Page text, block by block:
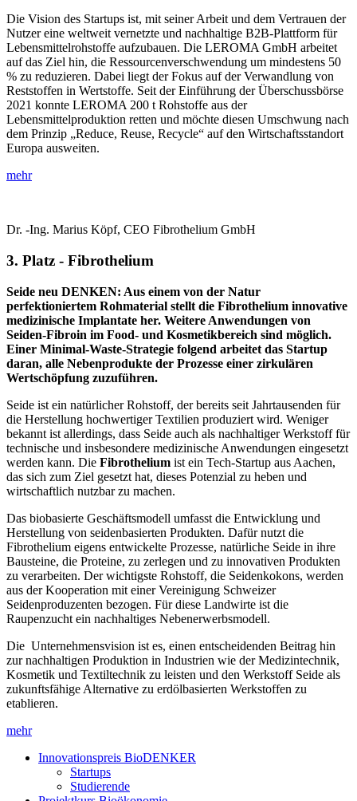
Die Vision des Startups ist, mit seiner Arbeit und dem Vertrauen der
Nutzer eine weltweit vernetzte und nachhaltige B2B-Plattform für
Lebensmittelrohstoffe aufzubauen. Die LEROMA GmbH arbeitet
auf das Ziel hin, die Ressourcenverschwendung um mindestens 50
% zu reduzieren. Dabei liegt der Fokus auf der Verwandlung von
Reststoffen in Wertstoffe. Seit der Einführung der Überschussbörse
2021 konnte LEROMA 200 t Rohstoffe aus der
Lebensmittelproduktion retten und möchte diesen Umschwung nach
dem Prinzip „Reduce, Reuse, Recycle“ auf den Wirtschaftsstandort
Europa ausweiten.
mehr
Dr. -Ing. Marius Köpf, CEO Fibrothelium GmbH
3. Platz - Fibrothelium
Seide neu DENKEN: Aus einem von der Natur
perfektioniertem Rohmaterial stellt die Fibrothelium innovative
medizinische Implantate her. Weitere Anwendungen von
Seiden-Fibroin im Food- und Kosmetikbereich sind möglich.
Einer Minimal-Waste-Strategie folgend arbeitet das Startup
daran, alle Nebenprodukte der Prozesse einer zirkulären
Wertschöpfung zuzuführen.
Seide ist ein natürlicher Rohstoff, der bereits seit Jahrtausenden für
die Herstellung hochwertiger Textilien produziert wird. Weniger
bekannt ist allerdings, dass Seide auch als nachhaltiger Werkstoff für
technische und insbesondere medizinische Anwendungen eingesetzt
werden kann. Die Fibrothelium ist ein Tech-Startup aus Aachen,
das sich zum Ziel gesetzt hat, dieses Potenzial zu heben und
wirtschaftlich nutzbar zu machen.
Das biobasierte Geschäftsmodell umfasst die Entwicklung und
Herstellung von seidenbasierten Produkten. Dafür nutzt die
Fibrothelium eigens entwickelte Prozesse, natürliche Seide in ihre
Bausteine, die Proteine, zu zerlegen und zu innovativen Produkten
zu verarbeiten. Der wichtigste Rohstoff, die Seidenkokons, werden
aus der Kooperation mit einer Vereinigung Schweizer
Seidenproduzenten bezogen. Für diese Landwirte ist die
Raupenzucht ein nachhaltiges Nebenerwerbsmodell.
Die Unternehmensvision ist es, einen entscheidenden Beitrag hin
zur nachhaltigen Produktion in Industrien wie der Medizintechnik,
Kosmetik und Textiltechnik zu leisten und den Werkstoff Seide als
zukunftsfähige Alternative zu erdölbasierten Werkstoffen zu
etablieren.
mehr
Innovationspreis BioDENKER
Startups
Studierende